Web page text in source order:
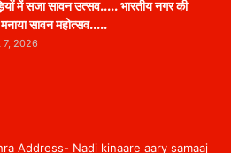
में सजा सावन उत्सव….. भारतीय नगर की
सावन महोत्सव…..
7, 2026
Address- Nadi kinaare aary samaaj